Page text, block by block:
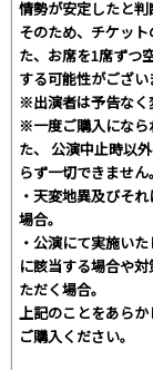
情勢が安定したと判
そのため、チケッ
た、お席を1席ずつ
する可能性がござい
※出演者は予告なく
※一度ご購入になら
た、 公演中止時以
らず一切できません。
・天変地異及びそ
場合。
・公演にて実施い
に該当する場合や
ただく場合。
上記のことをあら
ご購入ください。